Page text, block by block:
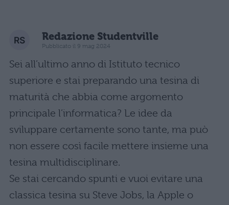
Redazione Studentville
Pubblicato il 9 mag 2024
Sei all’ultimo anno di Istituto tecnico
superiore e stai preparando una tesina di
maturità che abbia come argomento
principale l’informatica? Le idee da
sviluppare certamente sono tante, ma può
non essere così facile mettere insieme una
tesina multidisciplinare.
Se stai cercando spunti e vuoi evitare una
classica tesina su Steve Jobs, la Apple o